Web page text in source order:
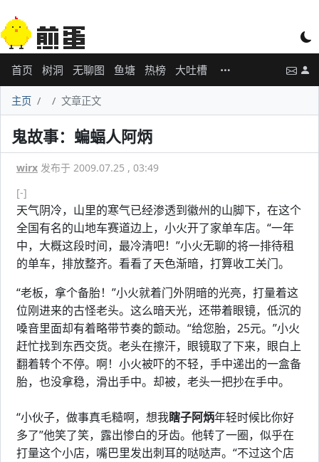
首页 树洞 无聊图 鱼塘 热榜 大吐槽
主页 文章正文
鬼故事：蝙蝠人阿炳
wirx 发布于 2009.07.25 , 03:49
[-]
天气阴冷，山里的寒气已经渗透到徽州的山脚下，在这个
全国有名的山地车赛道边上，小火开了家单车店。“一年
中，大概这段时间，最冷清吧！”小火无聊的将一排待租
的单车，排放整齐。看看了天色渐暗，打算收工关门。
“老板，拿个备胎！”小火就着门外阴暗的光亮，打量着这
位刚进来的古怪老头。这么暗天光，还带着眼镜，低沉的
嗓音里面却有着略带节奏的颤动。“给您胎，25元。”小火
赶忙找到东西交货。老头在擦汗，眼镜取了下来，眼白上
翻着转个不停。啊！小火被吓的不轻，手中递出的一盒备
胎，也没拿稳，滑出手中。却被，老头一把抄在手中。
“小伙子，做事真毛糙啊，想我瞎子阿炳年轻时候比你好
多了”他笑了笑，露出惨白的牙齿。他转了一圈，似乎在
打量这个小店，嘴巴里发出刺耳的哒哒声。“不过这个店